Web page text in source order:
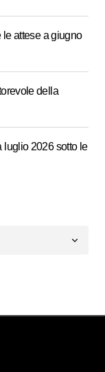
le attese a giugno
della
luglio 2026 sotto le